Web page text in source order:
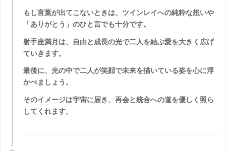
もし言葉が出てこないときは、ツインレイへの純粋な想いや
「ありがとう」のひと言でも十分です。
射手座満月は、自由と成長の光で二人を結ぶ愛を大きく広げ
ていきます。
最後に、光の中で二人が笑顔で未来を描いている姿を心に浮
かべましょう。
そのイメージは宇宙に届き、再会と統合への道を優しく照ら
してくれます。